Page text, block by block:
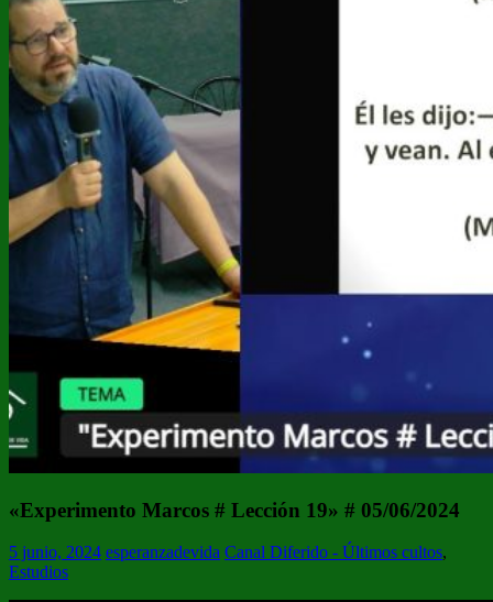
«Experimento Marcos # Lección 19» # 05/06/2024
5 junio, 2024 esperanzadevida Canal Diferido - Últimos cultos,
Estudios